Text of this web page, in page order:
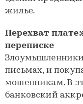
жилье.
Перехват
переписке
письмах, и
мошенникам. В
банковский